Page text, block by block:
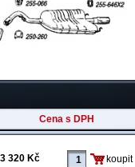
Cena s DPH
3 320 Kč koupit